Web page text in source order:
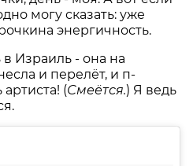
могу сказать: уже
энергичность.
И­зраиль - она на
и перелёт, и п­
(Смеётся.) Я ведь